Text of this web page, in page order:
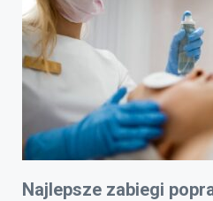
Najlepsze zabiegi